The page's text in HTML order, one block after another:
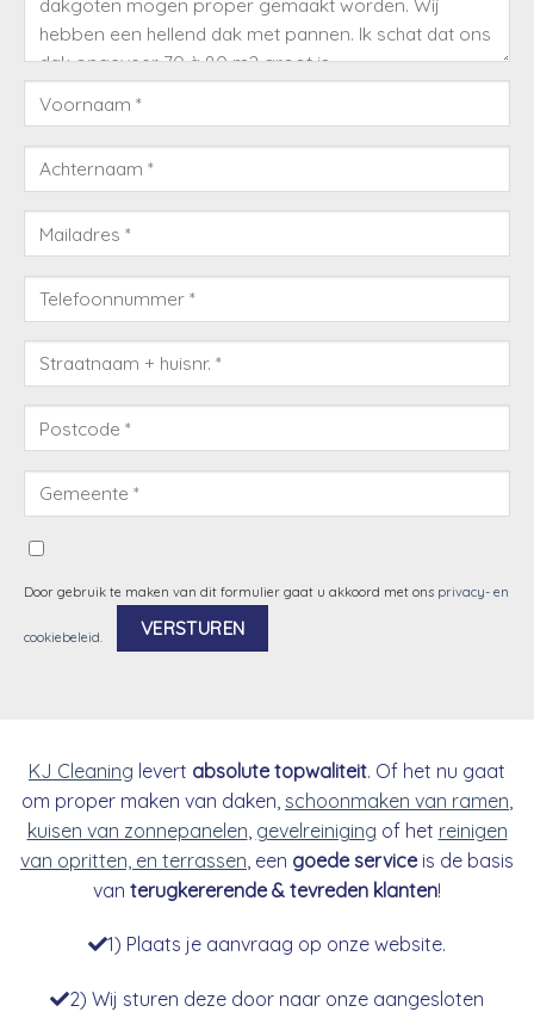
Door gebruik te maken van dit formulier gaat u akkoord met ons privacy- en
cookiebeleid.
KJ Cleaning levert absolute topwaliteit. Of het nu gaat
om proper maken van daken, schoonmaken van ramen
kuisen van zonnepanelen gevelreiniging of het reinigen
van opritten, en terrassen , een goede serviceis de basis
van terugkererende & tevreden klanten!
1) Plaats je aanvraag op onze website.
2) Wij sturen deze door naar onze aangesloten